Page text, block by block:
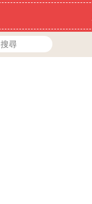
搜尋